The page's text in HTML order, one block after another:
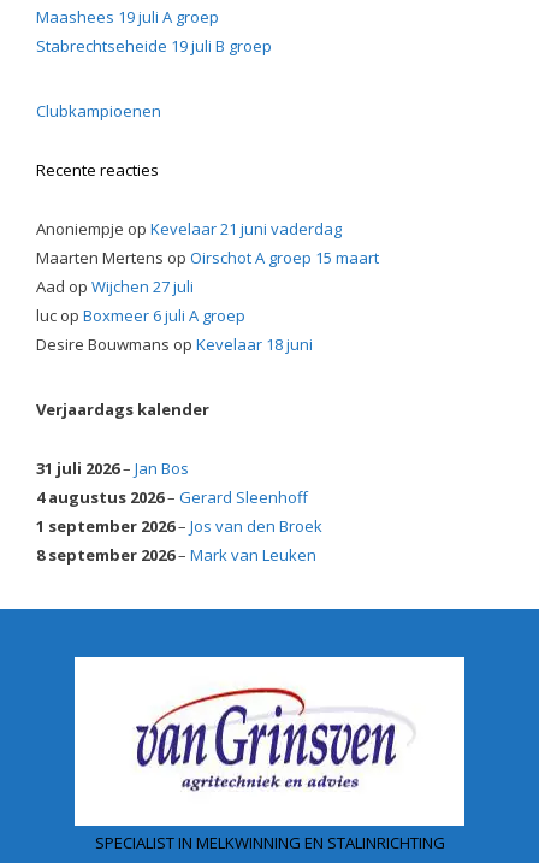
Maashees 19 juli A groep
Stabrechtseheide 19 juli B groep
Clubkampioenen
Recente reacties
Anoniempje op Kevelaar 21 juni vaderdag
Maarten Mertens op Oirschot A groep 15 maart
Aad op Wijchen 27 juli
luc op Boxmeer 6 juli A groep
Desire Bouwmans op Kevelaar 18 juni
Verjaardags kalender
31 juli 2026– Jan Bos
4 augustus 2026– Gerard Sleenhoff
1 september 2026– Jos van den Broek
8 september 2026– Mark van Leuken
SPECIALIST IN MELKWINNING EN STALINRICHTING